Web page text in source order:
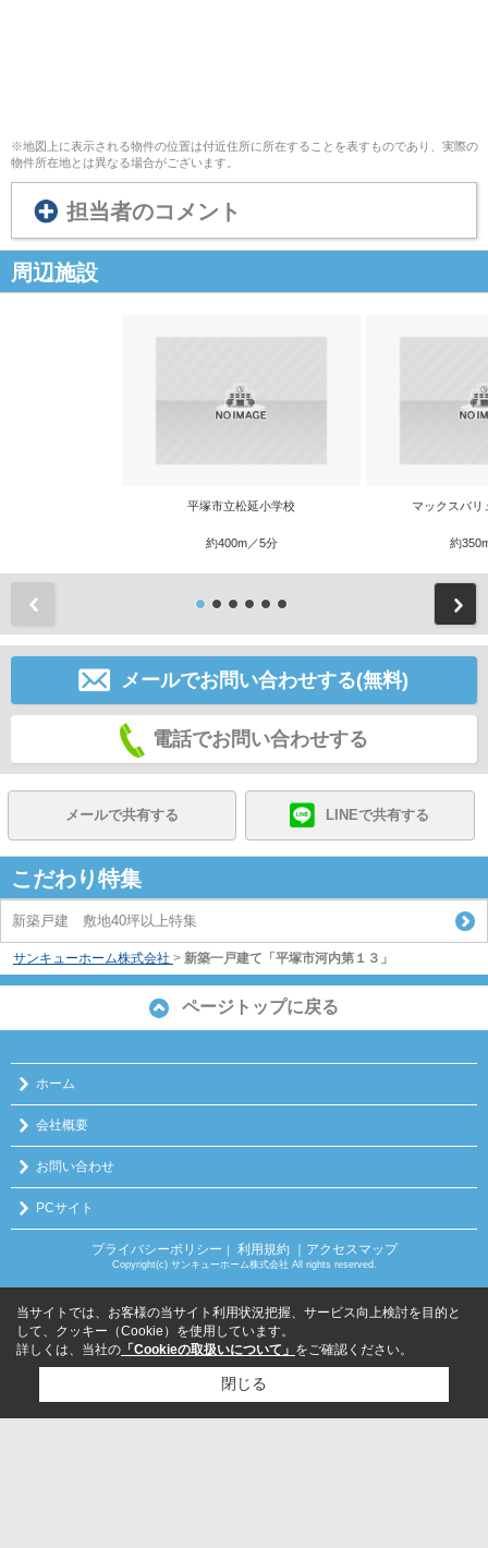
※地図上に表示される物件の位置は付近住所に所在することを表すものであり、実際の
物件所在地とは異なる場合がございます。
担当者のコメント
周辺施設
平塚市立松延小学校
約400m／5分
マックスバリ
約
メールでお問い合わせする(無料)
電話でお問い合わせする
メールで共有する LINEで共有する
こだわり特集
新築戸建 敷地40坪以上特集
サンキューホーム株式会社 > 新築一戸建て「平塚市河内第１３」
ページトップに戻る
ホーム
会社概要
お問い合わせ
PCサイト
プライバシーポリシー ｜ 利用規約 ｜アクセスマップ
Copyright(c) サンキューホーム株式会社 All rights reserved.
当サイトでは、お客様の当サイト利用状況把握、サービス向上検討を目的と
して、クッキー（Cookie）を使用しています。
詳しくは、当社の 「Cookieの取扱いについて」 をご確認ください。
閉じる